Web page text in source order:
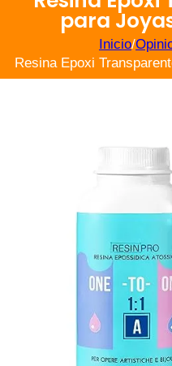
para
Inicio/
Resina Epoxi